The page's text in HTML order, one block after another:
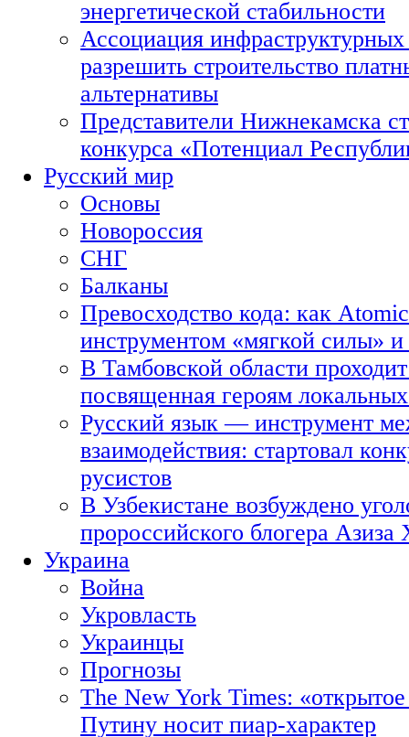
энергетической стабильности
Ассоциация
разрешить строительство
альтернативы
Представители Нижнекамска
конкурса «Потенциал
Русский мир
Основы
Новороссия
СНГ
Балканы
Превосходство кода: как
инструментом «мягкой силы» и
В Тамбовской области
посвященная героям
Русский язык — инструмент
взаимодействия: стартовал
русистов
В Узбекистане возбуждено
пророссийского блогера Азиза
Украина
Война
Укровласть
Украинцы
Прогнозы
The New York Times:
Путину носит пиар-характер